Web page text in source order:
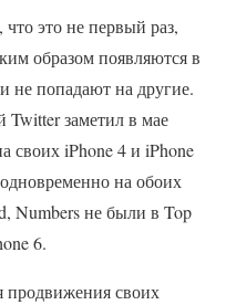
это не первый раз,
образом появляются в
не попадают на другие.
Twitter заметил в мае
своих iPhone 4 и iPhone
на обоих
Numbers не были в Top
6.
продвижения своих